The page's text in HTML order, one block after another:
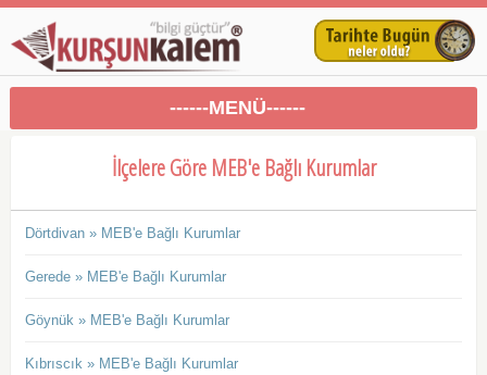
------MENÜ------
İlçelere Göre MEB'e Bağlı Kurumlar
Dörtdivan » MEB'e Bağlı Kurumlar
Gerede » MEB'e Bağlı Kurumlar
Göynük » MEB'e Bağlı Kurumlar
Kıbrıscık » MEB'e Bağlı Kurumlar